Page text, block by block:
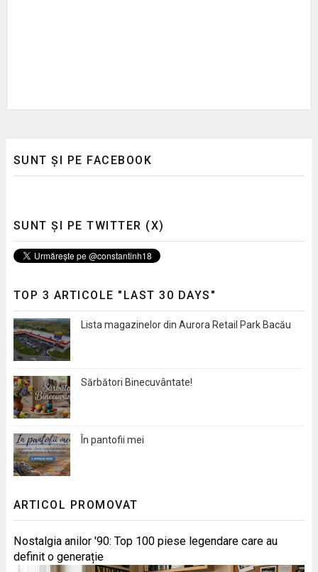
SUNT ȘI PE FACEBOOK
SUNT ȘI PE TWITTER (X)
TOP 3 ARTICOLE "LAST 30 DAYS"
Lista magazinelor din Aurora Retail Park Bacău
Sărbători Binecuvântate!
În pantofii mei
ARTICOL PROMOVAT
Nostalgia anilor '90: Top 100 piese legendare care au
definit o generație